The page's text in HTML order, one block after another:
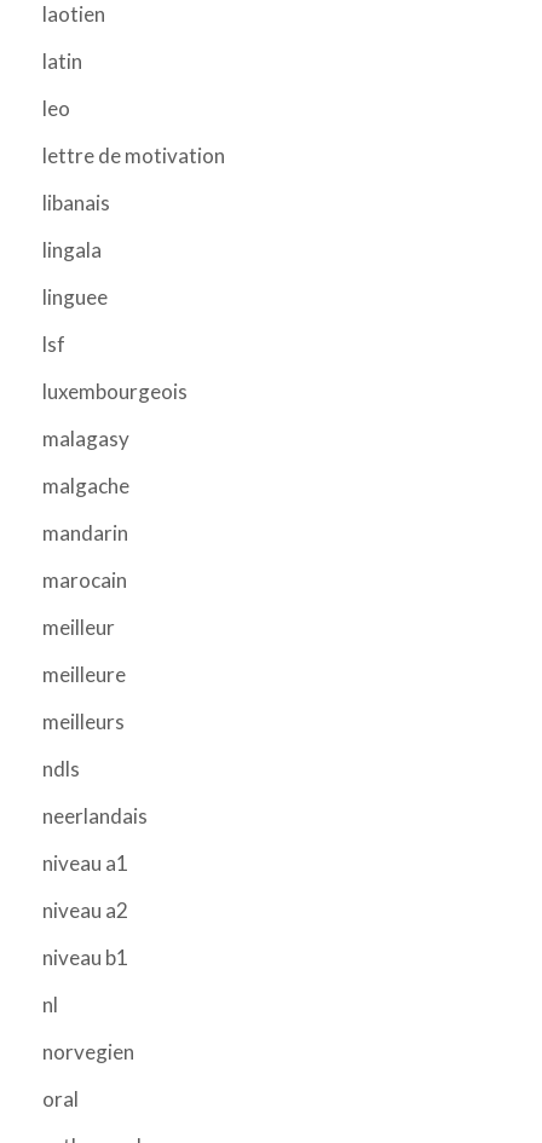
laotien
latin
leo
lettre de motivation
libanais
lingala
linguee
lsf
luxembourgeois
malagasy
malgache
mandarin
marocain
meilleur
meilleure
meilleurs
ndls
neerlandais
niveau a1
niveau a2
niveau b1
nl
norvegien
oral